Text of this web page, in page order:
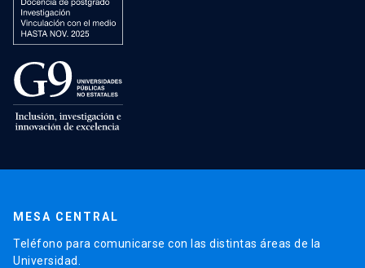
MESA CENTRAL
Teléfono para comunicarse con las distintas áreas de la
Universidad.